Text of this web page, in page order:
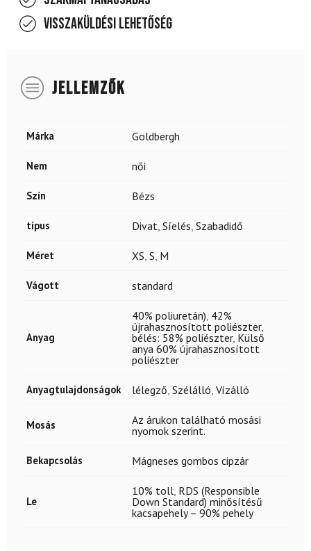
Visszaküldési lehetőség
JELLEMZŐK
Márka Goldbergh
Nem női
Szín Bézs
típus Divat Síelés Szabadidő
Méret XS S M
Vágott standard
Anyag
40% poliuretán) 42%
újrahasznosított poliészter,
bélés: 58% poliészter, Külső
anya 60% újrahasznosított
poliészter
Anyagtulajdonságok lélegző Szélálló Vízálló
Mosás
Az árukon található mosási
nyomok szerint.
Bekapcsolás Mágneses gombos cipzár
Le
10% toll RDS (Responsible
Down Standard) minősítésű
kacsapehely – 90% pehely